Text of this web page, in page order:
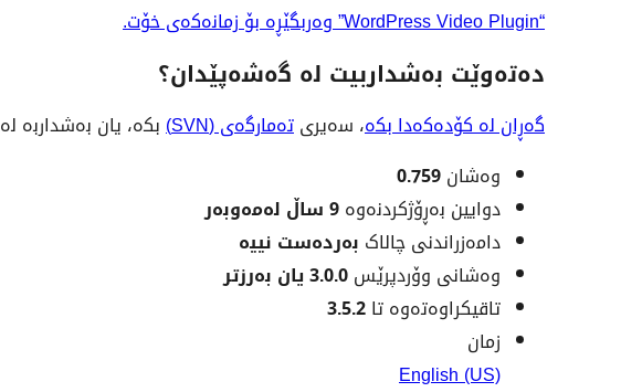
“WordPress Video Plugin” وەربگێڕە بۆ زمانەکەی خۆت.
دەتەوێت بەشداربیت لە گەشەپێدان؟
گەڕان لە کۆدەکەدا بکە، سەیریتەمارگەی (SVN) بکە، یان بەشداربە لە
مێتاوەشان0.759
دوایین بەڕۆژکردنەوە9 ساڵ
لەمەوبەر
دامەزراندنی چالاک بەردەست نییە
وەشانی وۆردپرێس3.0.0 یان بەرزتر
تاقیکراوەتەوە تا3.5.2
زمان
English (US)